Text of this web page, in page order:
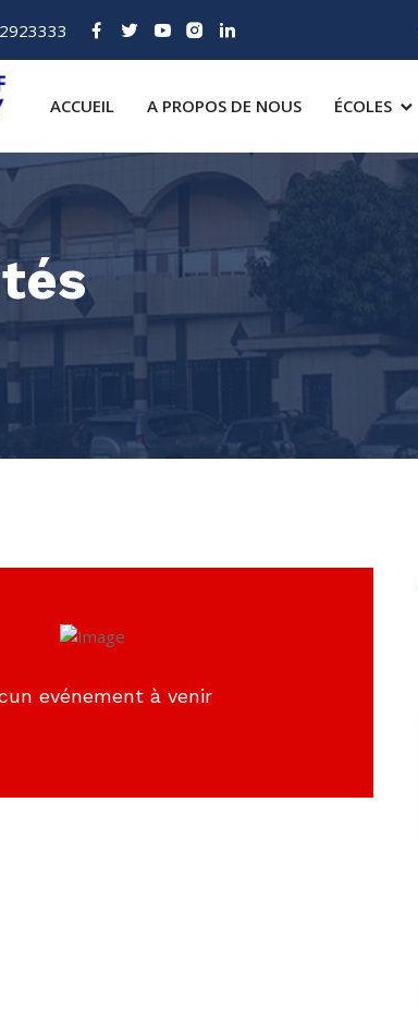
ACCUEIL A PROPOS DE NOUS ÉCOLES
evénement à venir